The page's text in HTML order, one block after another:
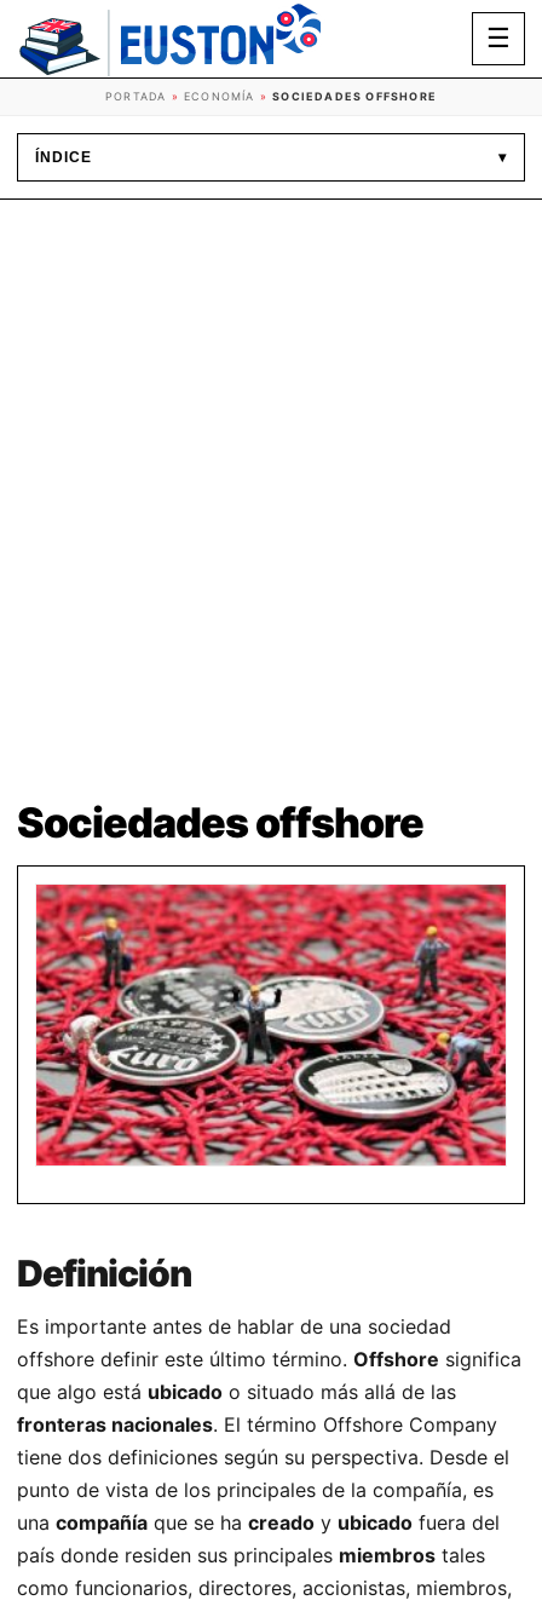
☰
PORTADA » ECONOMÍA »SOCIEDADES OFFSHORE
ÍNDICE ▾
Sociedades offshore
Definición
Es importante antes de hablar de una sociedad
offshore definir este último término. Offshore significa
que algo está ubicado o situado más allá de las
fronteras nacionales. El término Offshore Company
tiene dos definiciones según su perspectiva. Desde el
punto de vista de los principales de la compañía, es
una compañía que se ha creado y ubicado fuera del
país donde residen sus principales miembros tales
como funcionarios, directores, accionistas, miembros,